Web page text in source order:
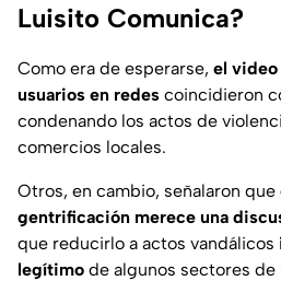
Luisito Comunica?
Como era de esperarse, el
usuarios en redes coincidieron
condenando los actos de
comercios locales.
Otros, en cambio, señalaron que
gentrificación merece una
que reducirlo a actos vandálicos
legítimo de algunos sectores de